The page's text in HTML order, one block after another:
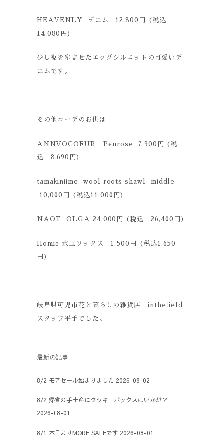
HEAVENLY デニム 12,800円 (税込
14,080円)
少し裾を窄ませたエッグシルエットの可愛いデ
ニムです。
その他コーデのお供は
ANNVOCOEUR Penrose 7,900円 (税
込 8,690円)
tamakiniime wool roots shawl middle
10,000円 (税込11,000円)
NAOT OLGA 24,000円 (税込 26,400円)
Homie 水玉ソックス 1,500円 (税込1,650
円)
岐阜県可児市花と暮らしの雑貨店 inthefield
スタッフ平手でした。
最新の記事
8/2 モアセール始まりました 2026-08-02
8/2 帰省の手土産にクッキーボックスはいかが？
2026-08-01
8/1 本日よりMORE SALEです 2026-08-01